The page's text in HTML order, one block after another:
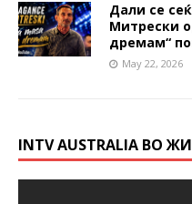
Дали се
Митрески
дремам“
May 22, 2026
INTV AUSTRALIA ВО